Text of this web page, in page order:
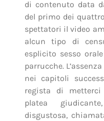
di contenuto data
del primo dei
spettatori il video
alcun tipo di
esplicito sesso
parrucche.
nei capitoli
regista di
platea
disgustosa,